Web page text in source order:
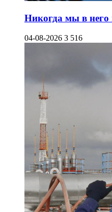
Никогда мы в него
04-08-2026 3 516